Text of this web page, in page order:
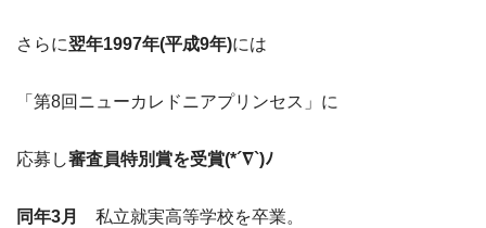
さらに翌年1997年(平成9年)には
「第8回ニューカレドニアプリンセス」に
応募し審査員特別賞を受賞(*´∇`)ﾉ
同年3月 私立就実高等学校を卒業。